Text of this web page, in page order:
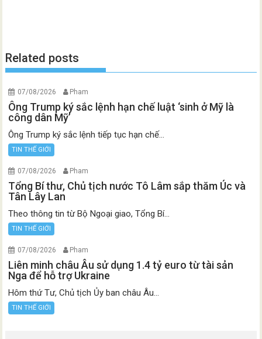
Related posts
07/08/2026 Pham
Ông Trump ký sắc lệnh hạn chế luật ‘sinh ở Mỹ là
công dân Mỹ’
Ông Trump ký sắc lệnh tiếp tục hạn chế...
TIN THẾ GIỚI
07/08/2026 Pham
Tổng Bí thư, Chủ tịch nước Tô Lâm sắp thăm Úc và
Tân Lây Lan
Theo thông tin từ Bộ Ngoại giao, Tổng Bí...
TIN THẾ GIỚI
07/08/2026 Pham
Liên minh châu Âu sử dụng 1.4 tỷ euro từ tài sản
Nga để hỗ trợ Ukraine
Hôm thứ Tư, Chủ tịch Ủy ban châu Âu...
TIN THẾ GIỚI